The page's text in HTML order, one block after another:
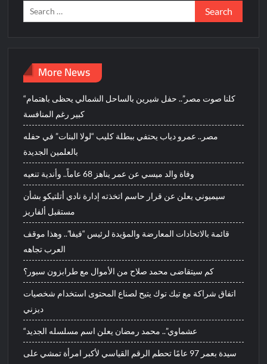
Search
for:
More News
“كلنا صوت مصر”.. حفل شيرين بالساحل الشمالي يحظى باهتمام
كبير رغم المنافسة
مصر.. عمرو دياب يحتفي ببطلة كليب “لولا البنات” في حفله
بالعلمين الجديدة
وفاة والد ميسي عن عمر يناهز 68 عاماً.. وأندية تنعيه
سيميوني يعلن عن قرار حاسم اتخذته إدارة نادي أتلتيكو بشأن
مستقبل ألفاريز
قائمة بالاتحادات المعارضة والمؤيدة لرئيس “فيفا”.. وهذا موقف
العرب تجاهه
كم سيتقاضى محمد صلاح من الأموال مع طرابزون سبور؟
اتفاق شراكة مع تيك توك يتيح لصناع المحتوى استخدام شخصيات
ديزني
“عشماوي”.. محمد رمضان يعلن اسم مسلسله الجديد
سيدة بعمر 97 عامًا تحطم الرقم القياسي لأكبر امرأة تمشي على